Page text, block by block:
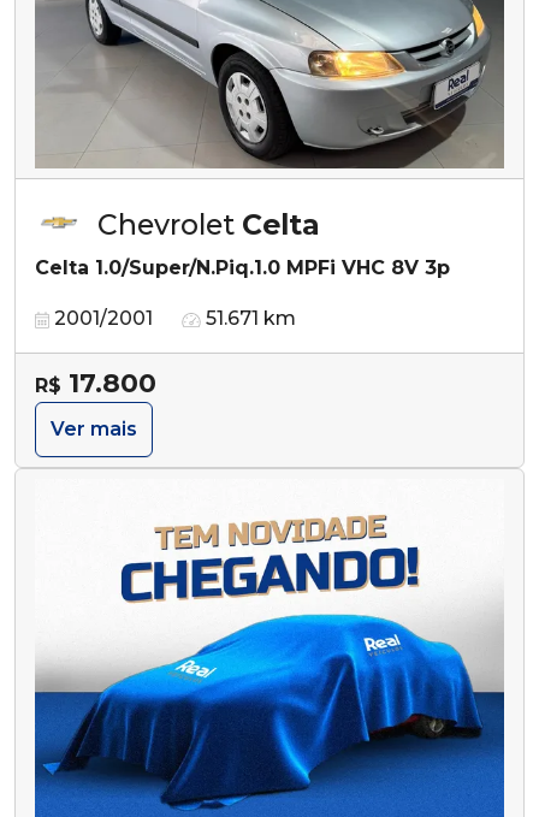
Chevrolet Celta
Celta 1.0/Super/N.Piq.1.0 MPFi VHC 8V 3p
2001/2001 51.671 km
R$ 17.800
Ver mais